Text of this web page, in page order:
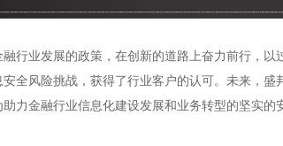
行业发展的政策，在创新的道路上奋力前行，
全风险挑战，获得了行业客户的认可。未来，
力金融行业信息化建设发展和业务转型的坚实的